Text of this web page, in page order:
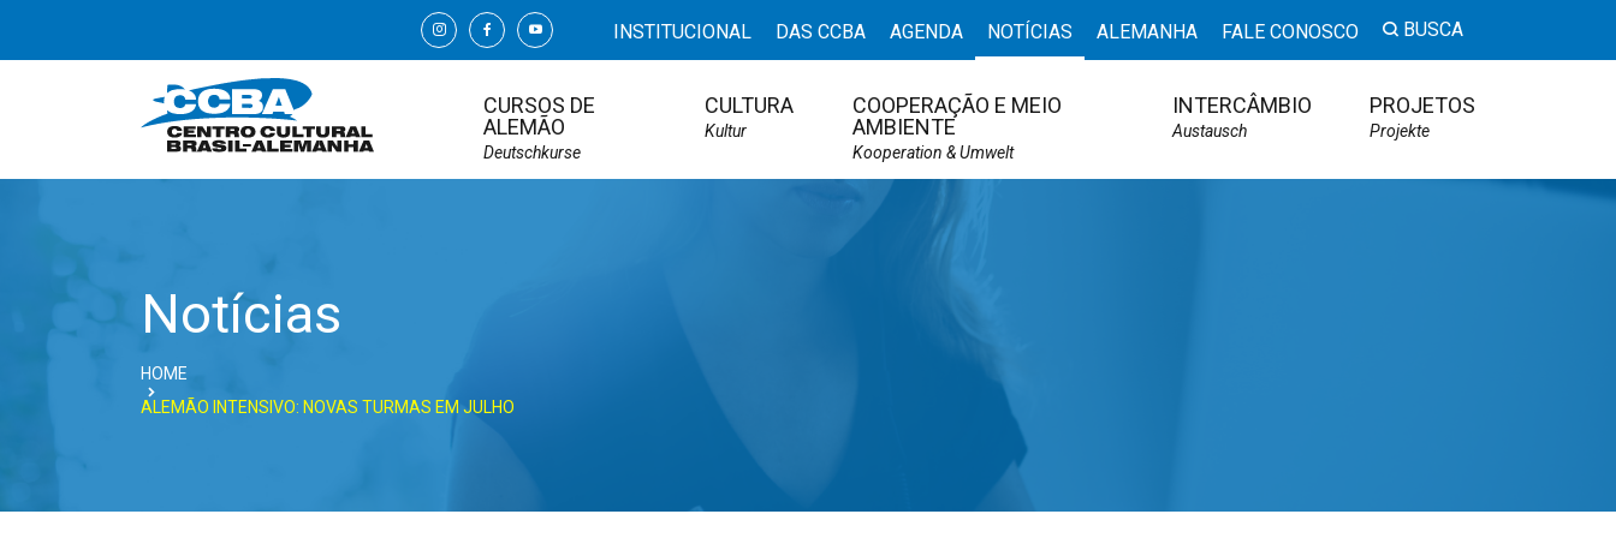
INSTITUCIONAL DAS CCBA AGENDA NOTÍCIAS ALEMANHA FALE CONOSCO BUSCA
CURSOS DE
ALEMÃO
Deutschkurse
CULTURA
Kultur
COOPERAÇÃO E MEIO
AMBIENTE
Kooperation & Umwelt
INTERCÂMBIO
Austausch
PROJETOS
Projekte
Notícias
HOME
ALEMÃO INTENSIVO: NOVAS TURMAS EM JULHO